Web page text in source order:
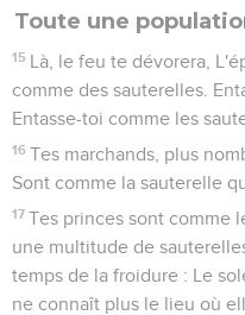
Toute une
15 Là, le feu te dévorera,
comme des sauterelles.
Entasse-toi comme les
16 Tes marchands, plus
Sont comme la sauterelle
17 Tes princes sont comme
une multitude de
temps de la froidure : Le
ne connaît plus le lieu où